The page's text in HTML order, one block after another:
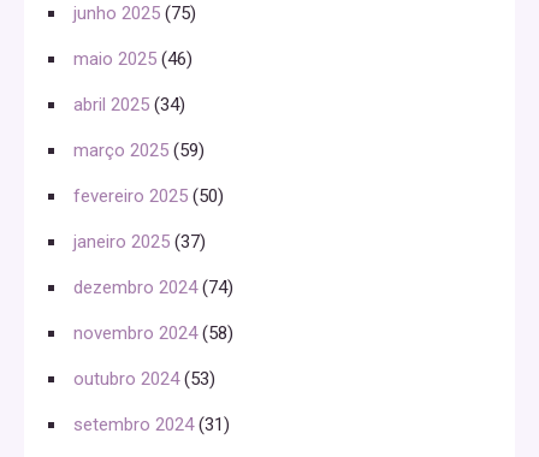
junho 2025 (75)
maio 2025 (46)
abril 2025 (34)
março 2025 (59)
fevereiro 2025 (50)
janeiro 2025 (37)
dezembro 2024(74)
novembro 2024(58)
outubro 2024(53)
setembro 2024(31)